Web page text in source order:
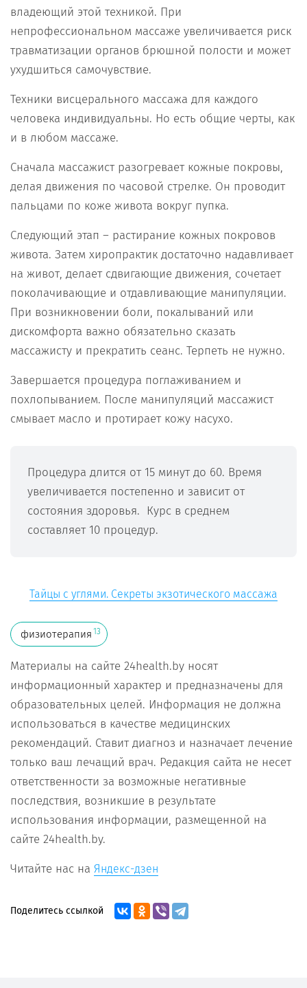
владеющий этой техникой. При
непрофессиональном массаже увеличивается риск
травматизации органов брюшной полости и может
ухудшиться самочувствие.
Техники висцерального массажа для каждого
человека индивидуальны. Но есть общие черты, как
и в любом массаже.
Сначала массажист разогревает кожные покровы,
делая движения по часовой стрелке. Он проводит
пальцами по коже живота вокруг пупка.
Следующий этап – растирание кожных покровов
живота. Затем хиропрактик достаточно надавливает
на живот, делает сдвигающие движения, сочетает
поколачивающие и отдавливающие манипуляции.
При возникновении боли, покалываний или
дискомфорта важно обязательно сказать
массажисту и прекратить сеанс. Терпеть не нужно.
Завершается процедура поглаживанием и
похлопыванием. После манипуляций массажист
смывает масло и протирает кожу насухо.
Процедура длится от 15 минут до 60. Время
увеличивается постепенно и зависит от
состояния здоровья. Курс в среднем
составляет 10 процедур.
Тайцы с углями. Секреты экзотического массажа
физиотерапия 13
Материалы на сайте 24health.by носят
информационный характер и предназначены для
образовательных целей. Информация не должна
использоваться в качестве медицинских
рекомендаций. Ставит диагноз и назначает лечение
только ваш лечащий врач. Редакция сайта не несет
ответственности за возможные негативные
последствия, возникшие в результате
использования информации, размещенной на
сайте 24health.by.
Читайте нас на Яндекс-дзен
Поделитесь ссылкой